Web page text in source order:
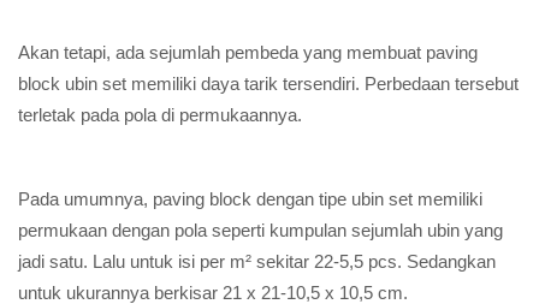
Akan tetapi, ada sejumlah pembeda yang membuat paving
block ubin set memiliki daya tarik tersendiri. Perbedaan tersebut
terletak pada pola di permukaannya.
Pada umumnya, paving block dengan tipe ubin set memiliki
permukaan dengan pola seperti kumpulan sejumlah ubin yang
jadi satu. Lalu untuk isi per m² sekitar 22-5,5 pcs. Sedangkan
untuk ukurannya berkisar 21 x 21-10,5 x 10,5 cm.